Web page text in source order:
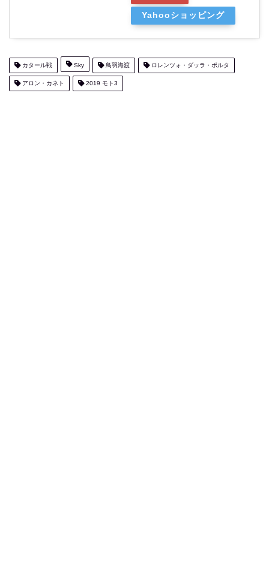
Yahooショッピング
カタール戦 Sky 鳥羽海渡 ロレンツォ・ダッラ・ポルタ
アロン・カネト 2019 モト3